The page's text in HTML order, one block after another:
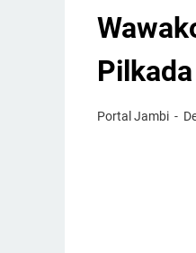
Portal Jambi